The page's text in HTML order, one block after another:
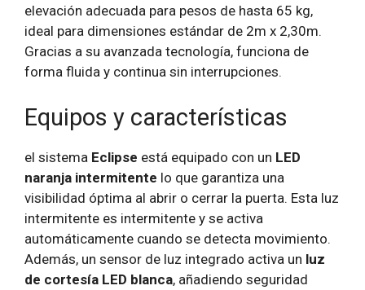
elevación adecuada para pesos de hasta 65 kg,
ideal para dimensiones estándar de 2m x 2,30m.
Gracias a su avanzada tecnología, funciona de
forma fluida y continua sin interrupciones.
Equipos y características
el sistema Eclipse está equipado con un LED
naranja intermitente lo que garantiza una
visibilidad óptima al abrir o cerrar la puerta. Esta luz
intermitente es intermitente y se activa
automáticamente cuando se detecta movimiento.
Además, un sensor de luz integrado activa un luz
de cortesía LED blanca, añadiendo seguridad